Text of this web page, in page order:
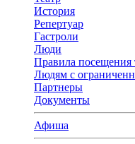
История
Репертуар
Гастроли
Люди
Правила посещения
Людям с
Партнеры
Документы
Афиша